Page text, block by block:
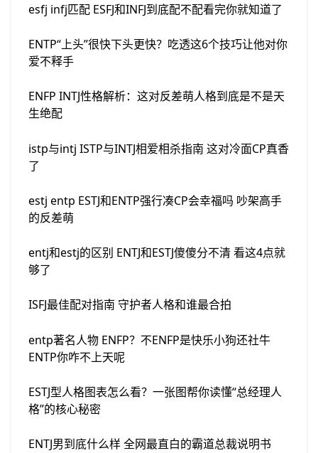
esfj infj匹配 ESFJ和INFJ到底配不配看完你就知道了
ENTP“上头”很快下头更快？吃透这6个技巧让他对你
爱不释手
ENFP INTJ性格解析：这对反差萌人格到底是不是天
生绝配
istp与intj ISTP与INTJ相爱相杀指南 这对冷面CP真香
了
estj entp ESTJ和ENTP强行凑CP会幸福吗 吵架高手
的反差萌
entj和estj的区别 ENTJ和ESTJ傻傻分不清 看这4点就
够了
ISFJ最佳配对指南 守护者人格和谁最合拍
entp著名人物 ENFP？不ENFP是快乐小狗还社牛
ENTP你咋不上天呢
ESTJ型人格图表怎么看？一张图帮你读懂“总经理人
格”的核心秘密
ENTJ男到底什么样 全网最直白的霸道总裁说明书